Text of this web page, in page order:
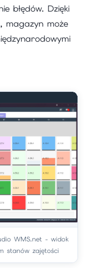
błędów. Dzięki
magazyn może
WMS.net - widok
stanów zajętości